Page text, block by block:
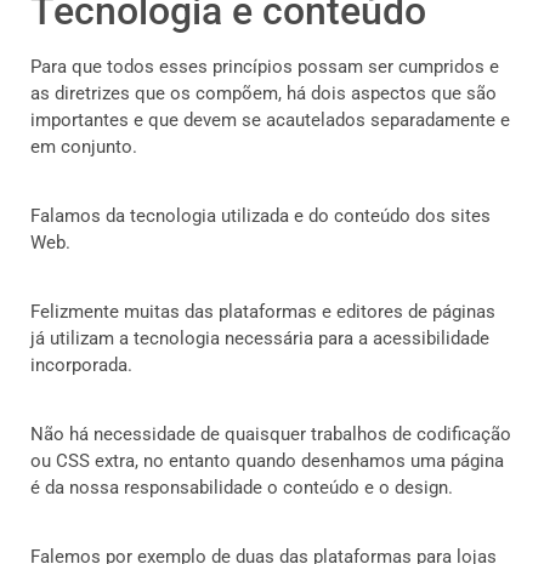
Tecnologia e conteúdo
Para que todos esses princípios possam ser cumpridos e
as diretrizes que os compõem, há dois aspectos que são
importantes e que devem se acautelados separadamente e
em conjunto.
Falamos da tecnologia utilizada e do conteúdo dos sites
Web.
Felizmente muitas das plataformas e editores de páginas
já utilizam a tecnologia necessária para a acessibilidade
incorporada.
Não há necessidade de quaisquer trabalhos de codificação
ou CSS extra, no entanto quando desenhamos uma página
é da nossa responsabilidade o conteúdo e o design.
Falemos por exemplo de duas das plataformas para lojas